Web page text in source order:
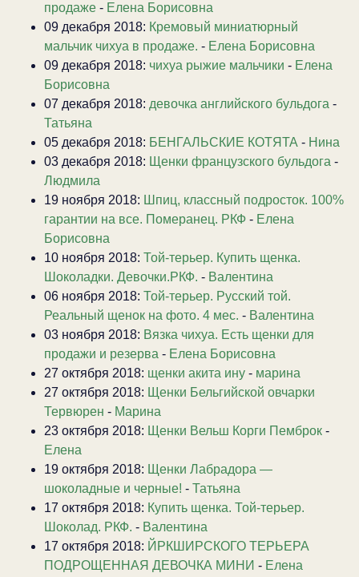
продаже - Елена Борисовна
09 декабря 2018: Кремовый миниатюрный
мальчик чихуа в продаже. - Елена Борисовна
09 декабря 2018: чихуа рыжие мальчики - Елена
Борисовна
07 декабря 2018: девочка английского бульдога -
Татьяна
05 декабря 2018: БЕНГАЛЬСКИЕ КОТЯТА - Нина
03 декабря 2018: Щенки французского бульдога -
Людмила
19 ноября 2018: Шпиц, классный подросток. 100%
гарантии на все. Померанец. РКФ - Елена
Борисовна
10 ноября 2018: Той-терьер. Купить щенка.
Шоколадки. Девочки.РКФ. - Валентина
06 ноября 2018: Той-терьер. Русский той.
Реальный щенок на фото. 4 мес. - Валентина
03 ноября 2018: Вязка чихуа. Есть щенки для
продажи и резерва - Елена Борисовна
27 октября 2018: щенки акита ину - марина
27 октября 2018: Щенки Бельгийской овчарки
Тервюрен - Марина
23 октября 2018: Щенки Вельш Корги Пемброк -
Елена
19 октября 2018: Щенки Лабрадора —
шоколадные и черные! - Татьяна
17 октября 2018: Купить щенка. Той-терьер.
Шоколад. РКФ. - Валентина
17 октября 2018: ЙРКШИРСКОГО ТЕРЬЕРА
ПОДРОЩЕННАЯ ДЕВОЧКА МИНИ - Елена